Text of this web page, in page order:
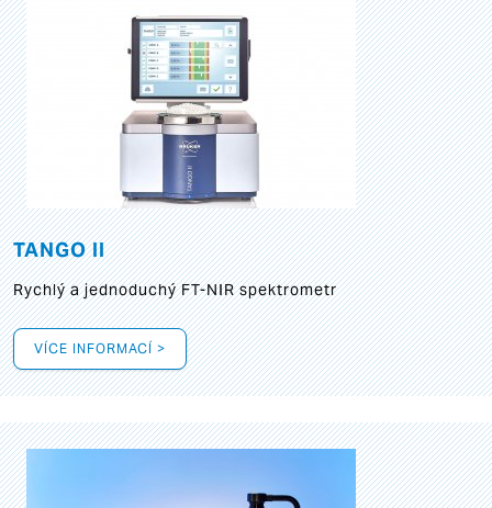
TANGO II
Rychlý a jednoduchý FT-NIR spektrometr
VÍCE INFORMACÍ >